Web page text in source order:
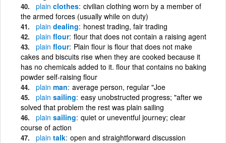
plain clothes civilian clothing worn by a member of
the armed forces (usually while on duty)
plain dealing honest trading, fair trading
plain flour flour that does not contain a raising agent
plain flour Plain flour is flour that does not make
cakes and biscuits rise when they are cooked because it
has no chemicals added to it. flour that contains no baking
powder self-raising flour
plain man average person, regular "Joe
plain sailing easy unobstructed progress; "after we
solved that problem the rest was plain sailing
plain sailing quiet or uneventful journey; clear
course of action
plain talk open and straightforward discussion